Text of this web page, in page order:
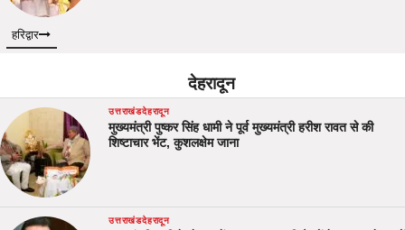
हरिद्वार
देहरादून
उत्तराखंडदेहरादून
मुख्यमंत्री पुष्कर सिंह धामी ने पूर्व मुख्यमंत्री हरीश रावत से की
शिष्टाचार भेंट, कुशलक्षेम जाना
उत्तराखंडदेहरादून